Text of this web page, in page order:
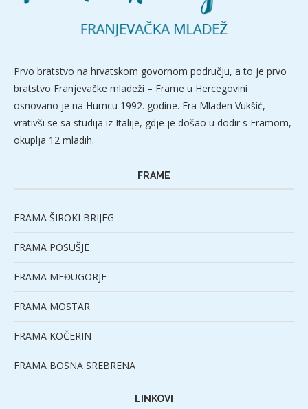
Prvo bratstvo na hrvatskom govornom području, a to je prvo
bratstvo Franjevačke mladeži – Frame u Hercegovini
osnovano je na Humcu 1992. godine. Fra Mladen Vukšić,
vrativši se sa studija iz Italije, gdje je došao u dodir s Framom,
okuplja 12 mladih.
FRAME
FRAMA ŠIROKI BRIJEG
FRAMA POSUŠJE
FRAMA MEĐUGORJE
FRAMA MOSTAR
FRAMA KOČERIN
FRAMA BOSNA SREBRENA
LINKOVI